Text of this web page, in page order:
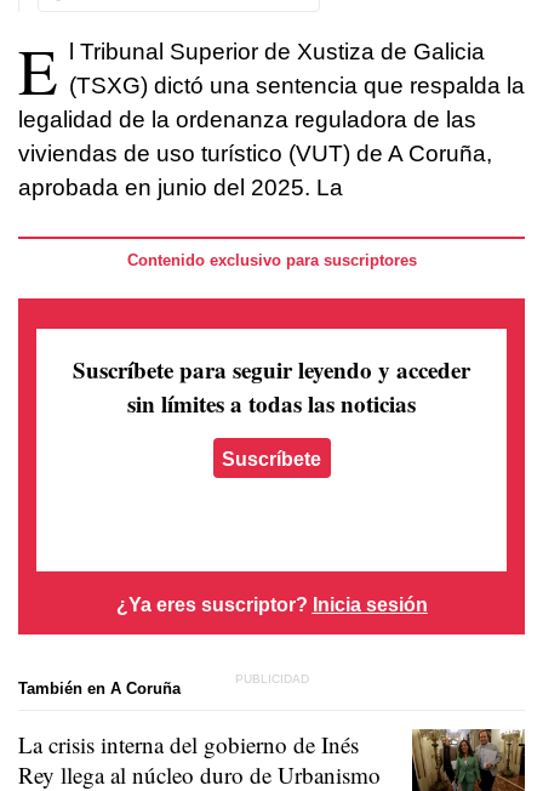
E l Tribunal Superior de Xustiza de Galicia
(TSXG) dictó una sentencia que respalda la
legalidad de la ordenanza reguladora de las
viviendas de uso turístico (VUT) de A Coruña,
aprobada en junio del 2025. La
Contenido exclusivo para suscriptores
Suscríbete para seguir leyendo y acceder
sin límites a todas las noticias
Suscríbete
¿Ya eres suscriptor? Inicia sesión
También en A Coruña
La crisis interna del gobierno de Inés
Rey llega al núcleo duro de Urbanismo